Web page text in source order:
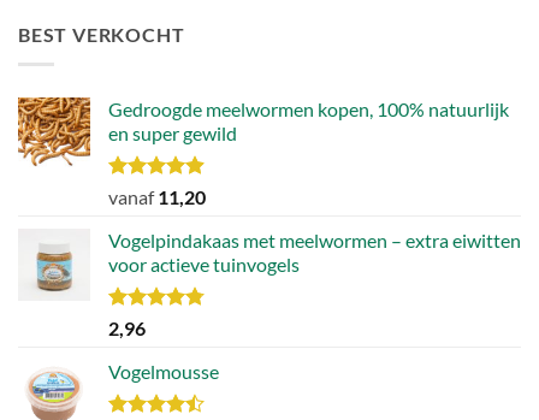
BEST VERKOCHT
Gedroogde meelwormen kopen, 100% natuurlijk
en super gewild
Waardering
uit 5
vanaf11,20
Vogelpindakaas met meelwormen – extra eiwitten
voor actieve tuinvogels
Waardering
4.78
2,96
Vogelmousse